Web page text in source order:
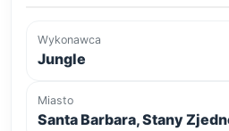
Wykonawca
Jungle
Miasto
Santa Barbara, Stany